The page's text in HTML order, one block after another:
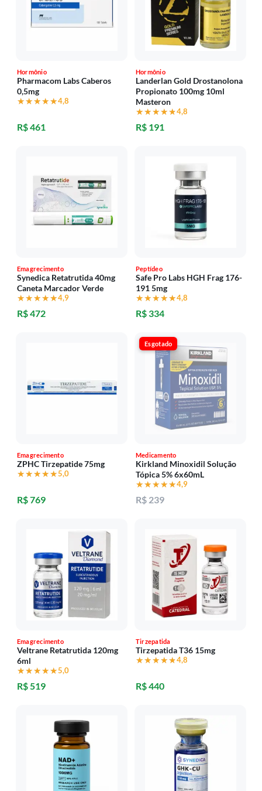
Hormônio
Pharmacom Labs Caberos
0,5mg
★★★★★
★★★★★4,8
R$ 461
Hormônio
Landerlan Gold Drostanolona
Propionato 100mg 10ml
Masteron
★★★★★
★★★★★4,8
R$ 191
Emagrecimento
Synedica Retatrutida 40mg
Caneta Marcador Verde
★★★★★
★★★★★4,9
R$ 472
Peptídeo
Safe Pro Labs HGH Frag 176-
191 5mg
★★★★★
★★★★★4,8
R$ 334
Emagrecimento
ZPHC Tirzepatide 75mg
★★★★★
★★★★★5,0
R$ 769
Esgotado
Medicamento
Kirkland Minoxidil Solução
Tópica 5% 6x60mL
★★★★★
★★★★★4,9
R$ 239
Emagrecimento
Veltrane Retatrutida 120mg
6ml
★★★★★
★★★★★5,0
R$ 519
Tirzepatida
Tirzepatida T36 15mg
★★★★★
★★★★★4,8
R$ 440